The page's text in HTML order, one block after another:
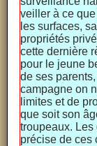
veiller à ce
les surfaces,
propriétés
cette dernière
pour le jeune
de ses
campagne on
limites et de
que soit son
troupeaux.
précise de ces